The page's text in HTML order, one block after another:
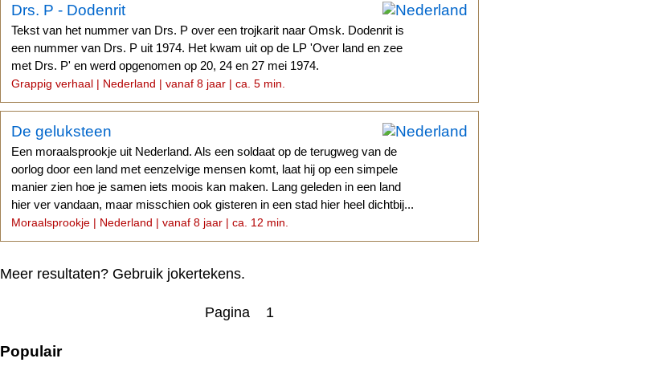
Drs. P - Dodenrit
Tekst van het nummer van Drs. P over een trojkarit naar Omsk. Dodenrit is
een nummer van Drs. P uit 1974. Het kwam uit op de LP 'Over land en zee
met Drs. P' en werd opgenomen op 20, 24 en 27 mei 1974.
Grappig verhaal | Nederland | vanaf 8 jaar | ca. 5 min.
De geluksteen
Een moraalsprookje uit Nederland. Als een soldaat op de terugweg van de
oorlog door een land met eenzelvige mensen komt, laat hij op een simpele
manier zien hoe je samen iets moois kan maken. Lang geleden in een land
hier ver vandaan, maar misschien ook gisteren in een stad hier heel dichtbij...
Moraalsprookje | Nederland | vanaf 8 jaar | ca. 12 min.
Meer resultaten? Gebruik jokertekens.
Pagina 1
Populair